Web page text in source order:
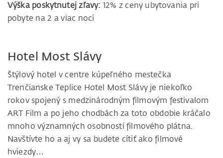
Výška poskytnutej zľavy: 12% z ceny ubytovania pri
pobyte na 2 a viac nocí
Hotel Most Slávy
Štýlový hotel v centre kúpeľného mestečka
Trenčianske Teplice Hotel Most Slávy je niekoľko
rokov spojený s medzinárodným filmovým festivalom
ART Film a po jeho chodbách za toto obdobie kráčalo
mnoho významných osobností filmového plátna.
Navštívte ho a aj vy sa budete cítiť ako filmové
hviezdy…